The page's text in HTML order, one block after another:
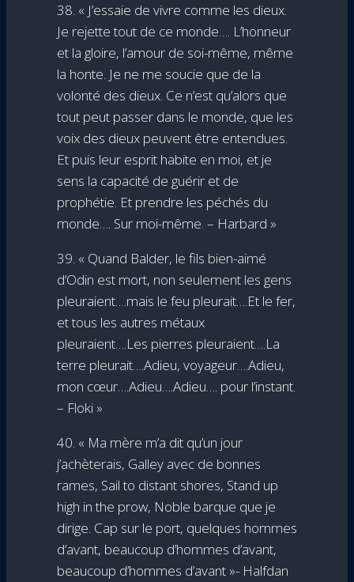
38. « J’essaie de vivre comme les dieux.
Je rejette tout de ce monde…. L’honneur
et la gloire, l’amour de soi-même, même
la honte. Je ne me soucie que de la
volonté des dieux. Ce n’est qu’alors que
tout peut passer dans le monde, que les
voix des dieux peuvent être entendues.
Et puis leur esprit habite en moi, et je
sens la capacité de guérir et de
prophétie. Et prendre les péchés du
monde…. Sur moi-même. – Harbard »
39. « Quand Balder, le fils bien-aimé
d’Odin est mort, non seulement les gens
pleuraient….mais le feu pleurait….Et le fer,
et tous les autres métaux
pleuraient….Les pierres pleuraient….La
terre pleurait….Adieu, voyageur….Adieu,
mon cœur….Adieu….Adieu…. pour l’instant.
– Floki »
40. « Ma mère m’a dit qu’un jour
j’achèterais, Galley avec de bonnes
rames, Sail to distant shores, Stand up
high in the prow, Noble barque que je
dirige. Cap sur le port, quelques hommes
d’avant, beaucoup d’hommes d’avant,
beaucoup d’hommes d’avant »- Halfdan